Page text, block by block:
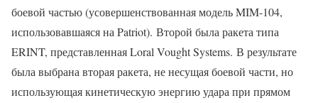
боевой частью (усовершенствованная модель MIM-104,
использовавшаяся на Patriot). Второй была ракета типа
ERINT, представленная Loral Vought Systems. В результате
была выбрана вторая ракета, не несущая боевой части, но
использующая кинетическую энергию удара при прямом